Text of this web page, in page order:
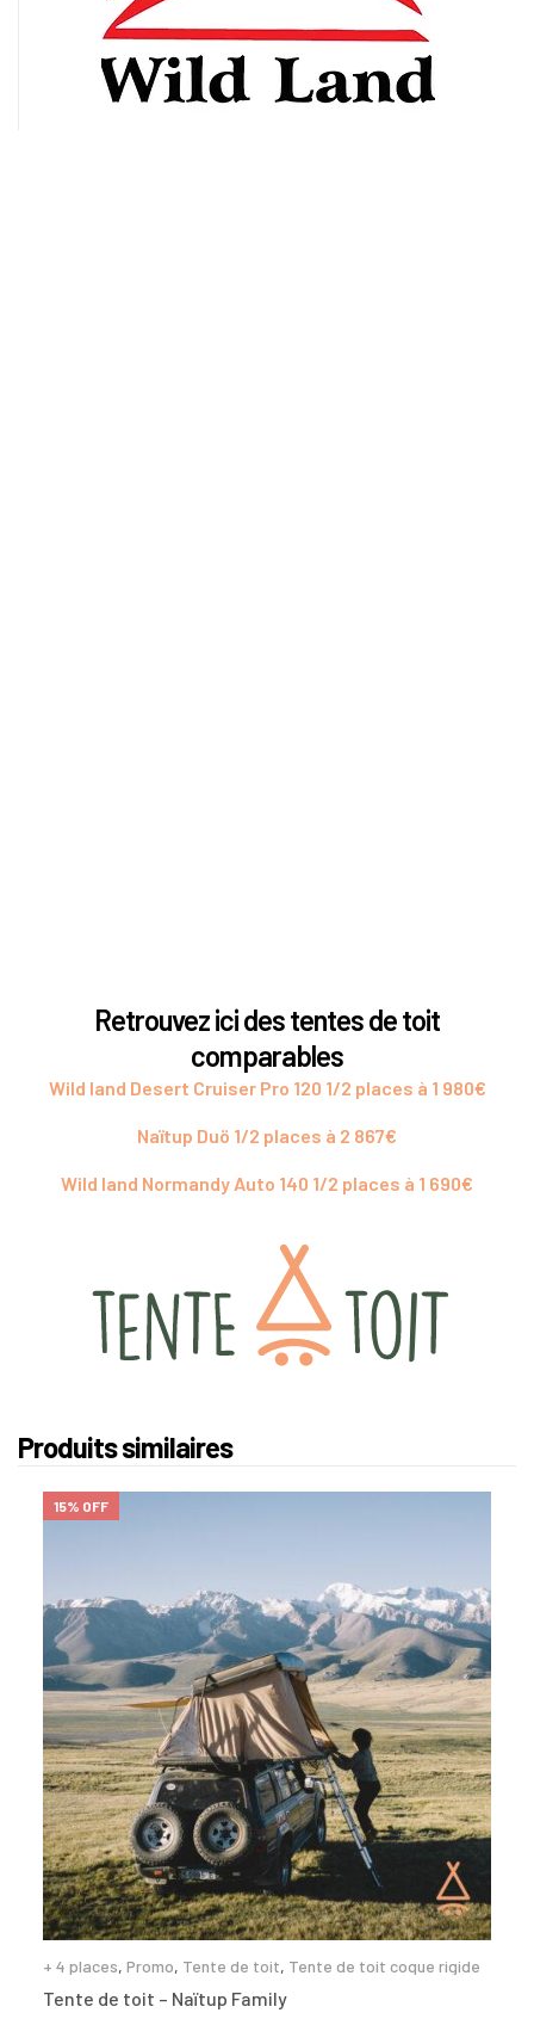
Retrouvez ici des tentes de toit
comparables
Wild land Desert Cruiser Pro 120 1/2 places à 1 980€
Naïtup Duö 1/2 places à 2 867€
Wild land Normandy Auto 140 1/2 places à 1 690€
Produits similaires
15% OFF
+ 4 places, Promo, Tente de toit, Tente de toit coque rigide
Tente de toit – Naïtup Family